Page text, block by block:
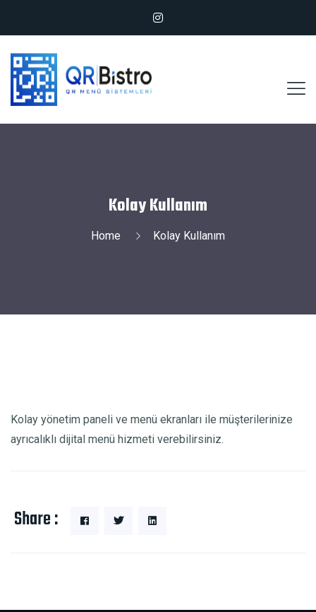
Kolay Kullanım
Home Kolay Kullanım
Kolay yönetim paneli ve menü ekranları ile müşterilerinize
ayrıcalıklı dijital menü hizmeti verebilirsiniz.
Share :